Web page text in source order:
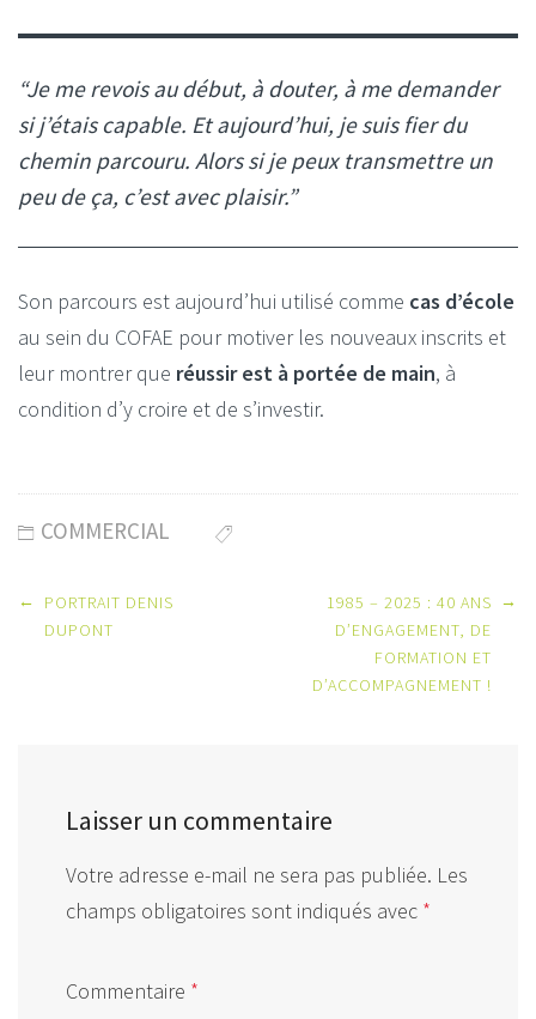
“Je me revois au début, à douter, à me demander
si j’étais capable. Et aujourd’hui, je suis fier du
chemin parcouru. Alors si je peux transmettre un
peu de ça, c’est avec plaisir.”
Son parcours est aujourd’hui utilisé comme cas d’école
au sein du COFAE pour motiver les nouveaux inscrits et
leur montrer que réussir est à portée de main, à
condition d’y croire et de s’investir.
COMMERCIAL
Post
navigation
←
PORTRAIT DENIS
DUPONT
1985 – 2025 : 40 ANS
D’ENGAGEMENT, DE
FORMATION ET
D’ACCOMPAGNEMENT !
→
Laisser un commentaire
Votre adresse e-mail ne sera pas publiée. Les
champs obligatoires sont indiqués avec *
Commentaire *